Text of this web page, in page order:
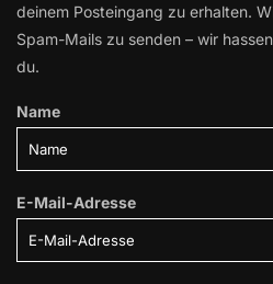
deinem Posteingang zu erhalten.
Spam-Mails zu senden – wir
du.
Name
E-Mail-Adresse